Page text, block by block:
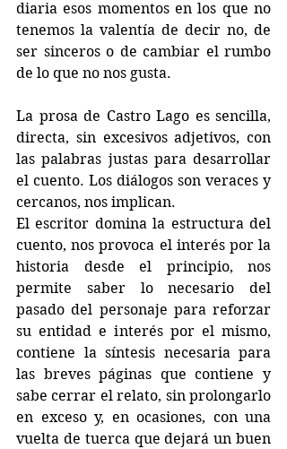
diaria esos momentos en los que no
tenemos la valentía de decir no, de
ser sinceros o de cambiar el rumbo
de lo que no nos gusta.
La prosa de Castro Lago es sencilla,
directa, sin excesivos adjetivos, con
las palabras justas para desarrollar
el cuento. Los diálogos son veraces y
cercanos, nos implican.
El escritor domina la estructura del
cuento, nos provoca el interés por la
historia desde el principio, nos
permite saber lo necesario del
pasado del personaje para reforzar
su entidad e interés por el mismo,
contiene la síntesis necesaria para
las breves páginas que contiene y
sabe cerrar el relato, sin prolongarlo
en exceso y, en ocasiones, con una
vuelta de tuerca que dejará un buen